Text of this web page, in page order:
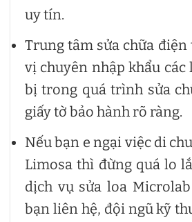
uy tín.
Trung tâm sửa chữa
vị chuyên nhập khẩu
bị trong quá trình sửa
giấy tờ bảo hành rõ ràng.
Nếu bạn e ngại việc di
Limosa thì đừng quá lo
dịch vụ sửa loa
bạn liên hệ, đội ngũ kỹ